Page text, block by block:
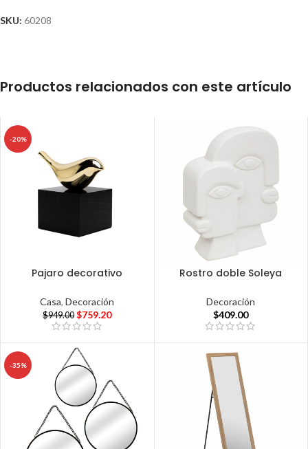
SKU: 60208
Productos relacionados con este artículo
-20%
Pajaro decorativo
Casa,Decoración
$949.00 $759.20
Rostro doble Soleya
Decoración
$409.00
-35%